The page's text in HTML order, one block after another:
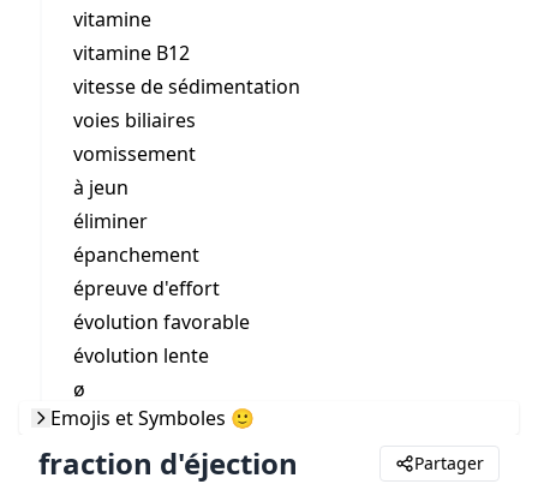
vitamine
vitamine B12
vitesse de sédimentation
voies biliaires
vomissement
à jeun
éliminer
épanchement
épreuve d'effort
évolution favorable
évolution lente
ø
Emojis et Symboles 🙂
fraction d'éjection Partager